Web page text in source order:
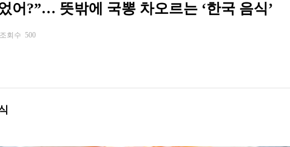
어?”… 뜻밖에 국뽕 차오르는 ‘한국 음식’
조회수 500